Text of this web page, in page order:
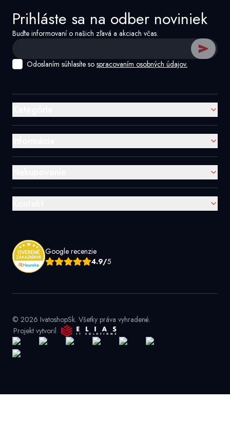
Prihláste sa na odber noviniek
Buďte informovaní o našich zľavá a akciach včas.
Odoslaním súhlasíte so spracovaním osobných údajov.
Google recenzie
4.9/5
© 2026 IvatoshopSk. Všetky práva vyhradené.
Projekt vytvoril